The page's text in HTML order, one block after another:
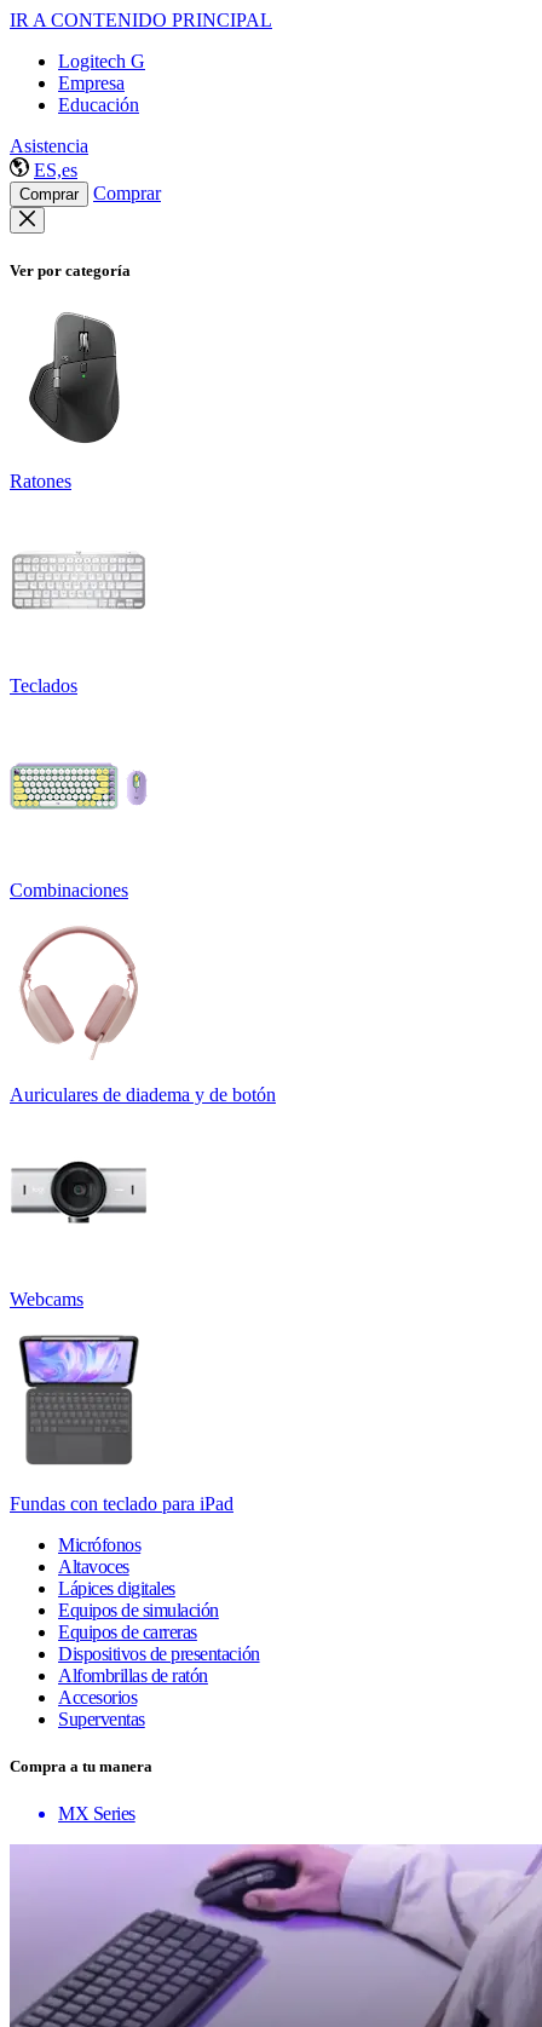
IR A CONTENIDO PRINCIPAL
Logitech G
Empresa
Educación
Asistencia
ES,es
Comprar Comprar
Ver por categoría
Ratones
Teclados
Combinaciones
Auriculares de diadema y de botón
Webcams
Fundas con teclado para iPad
Micrófonos
Altavoces
Lápices digitales
Equipos de simulación
Equipos de carreras
Dispositivos de presentación
Alfombrillas de ratón
Accesorios
Superventas
Compra a tu manera
MX Series